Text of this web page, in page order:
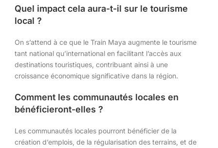
Quel impact cela aura-t-il sur le tourisme
local ?
On s’attend à ce que le Train Maya augmente le tourisme
tant national qu’international en facilitant l’accès aux
destinations touristiques, contribuant ainsi à une
croissance économique significative dans la région.
Comment les communautés locales en
bénéficieront-elles ?
Les communautés locales pourront bénéficier de la
création d’emplois, de la régularisation des terrains, et de